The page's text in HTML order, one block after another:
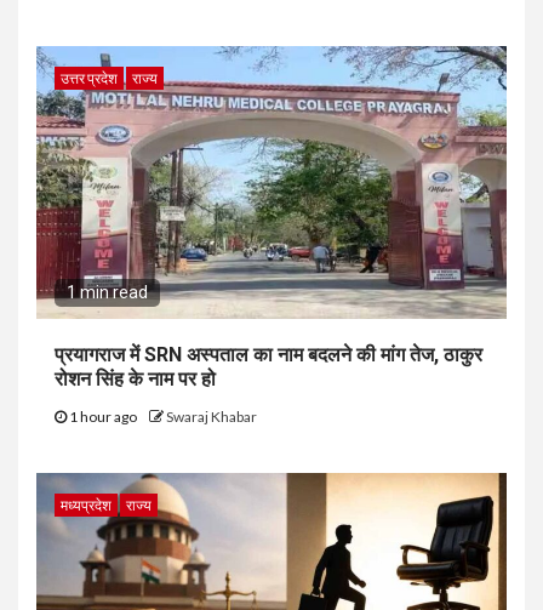
उत्तर प्रदेश राज्य
1 min read
प्रयागराज में SRN अस्पताल का नाम बदलने की मांग तेज, ठाकुर
रोशन सिंह के नाम पर हो
1 hour ago Swaraj Khabar
मध्यप्रदेश राज्य